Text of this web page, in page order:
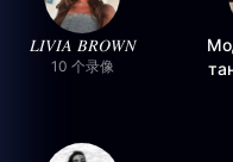
𝐿𝐼𝑉𝐼𝐴 𝐵𝑅𝑂𝑊𝑁
10 个录像